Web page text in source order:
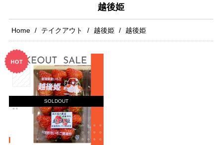
越後姫
Home テイクアウト 越後姫 越後姫
SOLDOUT